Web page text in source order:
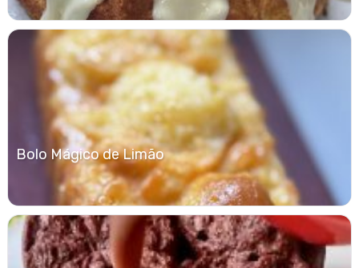
Bolo Mágico de Limão